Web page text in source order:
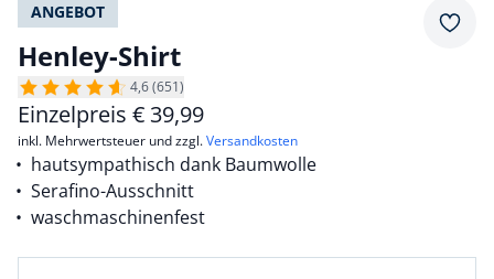
ANGEBOT
Henley-Shirt
4,6 (651)
Einzelpreis € 39,99
inkl. Mehrwertsteuer und zzgl.Versandkosten
hautsympathisch dank Baumwolle
Serafino-Ausschnitt
waschmaschinenfest